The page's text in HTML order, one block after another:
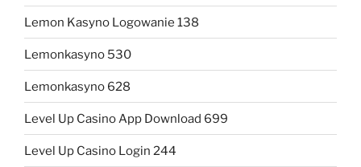
Lemon Kasyno Logowanie 138
Lemonkasyno 530
Lemonkasyno 628
Level Up Casino App Download 699
Level Up Casino Login 244